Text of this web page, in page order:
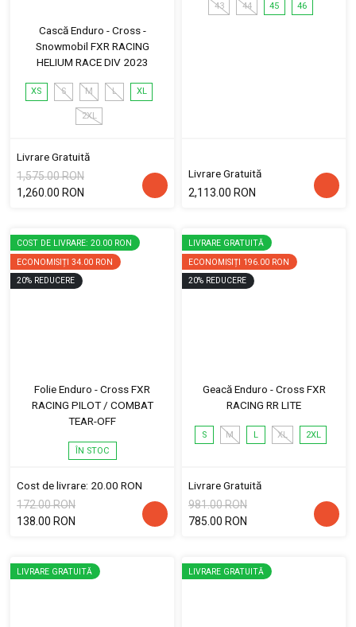
Cască Enduro - Cross -
Snowmobil FXR RACING
HELIUM RACE DIV 2023
XS S M L XL
2XL
Livrare Gratuită
1,575.00 RON
1,260.00 RON
43 44 45 46
Livrare Gratuită
2,113.00 RON
COST DE LIVRARE: 20.00 RON
ECONOMISIȚI 34.00 RON
20% REDUCERE
Folie Enduro - Cross FXR
RACING PILOT / COMBAT
TEAR-OFF
ÎN STOC
Cost de livrare: 20.00 RON
172.00 RON
138.00 RON
LIVRARE GRATUITĂ
ECONOMISIȚI 196.00 RON
20% REDUCERE
Geacă Enduro - Cross FXR
RACING RR LITE
S M L XL 2XL
Livrare Gratuită
981.00 RON
785.00 RON
LIVRARE GRATUITĂ LIVRARE GRATUITĂ